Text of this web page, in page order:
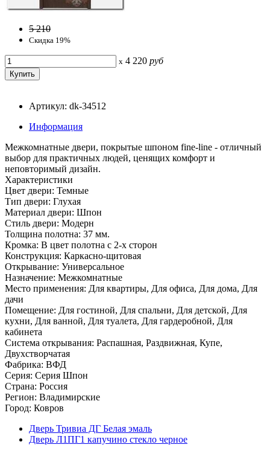
5 210
Скидка 19%
x 4 220 руб
Артикул: dk-34512
Информация
Межкомнатные двери, покрытые шпоном fine-line - отличный
выбор для практичных людей, ценящих комфорт и
неповторимый дизайн.
Характеристики
Цвет двери: Темные
Тип двери: Глухая
Материал двери: Шпон
Стиль двери: Модерн
Толщина полотна: 37 мм.
Кромка: В цвет полотна с 2-х сторон
Конструкция: Каркасно-щитовая
Открывание: Универсальное
Назначение: Межкомнатные
Место применения: Для квартиры, Для офиса, Для дома, Для
дачи
Помещение: Для гостиной, Для спальни, Для детской, Для
кухни, Для ванной, Для туалета, Для гардеробной, Для
кабинета
Система открывания: Распашная, Раздвижная, Купе,
Двухстворчатая
Фабрика: ВФД
Серия: Серия Шпон
Страна: Россия
Регион: Владимирские
Город: Ковров
Дверь Тривиа ДГ Белая эмаль
Дверь Л1ПГ1 капучино стекло черное